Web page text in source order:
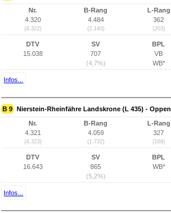
Nr.
4.320
(4.322)
B-Rang
4.484
(2.140)
L-Rang
362
(203)
DTV
15.038
SV
707
(4,7%)
BPL
VB
WB*
Infos...
B 9 Nierstein-Rheinfähre Landskrone (L 435) -
Nr.
4.321
(4.323)
B-Rang
4.059
(1.732)
L-Rang
327
(169)
DTV
16.643
SV
865
(5,2%)
BPL
WB*
Infos...